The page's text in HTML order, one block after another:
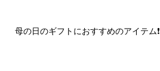
母の日のギフトにおすすめのアイテム❗️